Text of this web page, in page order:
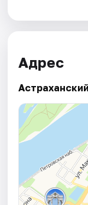
Адрес